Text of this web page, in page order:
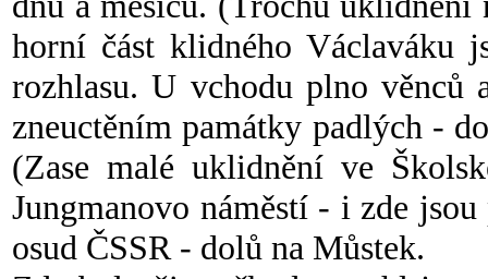
horní část klidného Václaváku
rozhlasu. U vchodu plno věnců
zneuctěním památky padlých -
(Zase malé uklidnění ve
Jungmanovo náměstí - i zde
osud ČSSR - dolů na Můstek.